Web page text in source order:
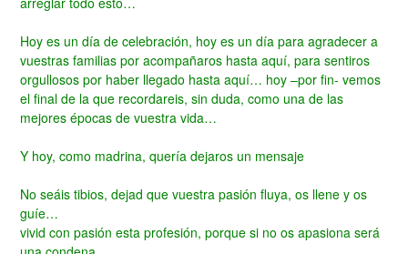
Hoy es un día de celebración, hoy es un día para agradecer a
vuestras familias por acompañaros hasta aquí, para sentiros
orgullosos por haber llegado hasta aquí… hoy –por fin- vemos
el final de la que recordareis, sin duda, como una de las
mejores épocas de vuestra vida…
Y hoy, como madrina, quería dejaros un mensaje
No seáis tibios, dejad que vuestra pasión fluya, os llene y os
guíe…
vivid con pasión esta profesión, porque si no os apasiona será